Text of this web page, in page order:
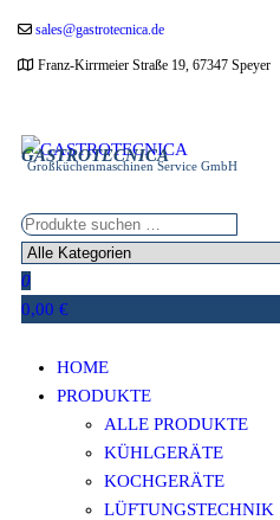
Zumsales@gastrotecnica.de
Franz-Kirrmeier Straße 19, 67347 Speyer
GASTROTECNICA
Großküchenmaschinen Service GmbH
0
0,00 €
HOME
PRODUKTE
ALLE PRODUKTE
KÜHLGERÄTE
KOCHGERÄTE
LÜFTUNGSTECHNIK